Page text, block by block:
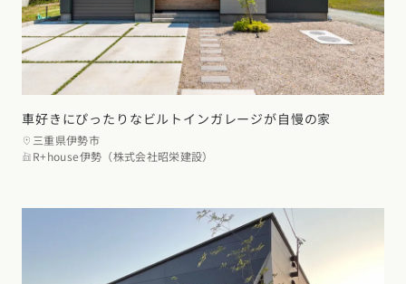
車好きにぴったりなビルトインガレージが自慢の家
三重県伊勢市
R+house伊勢（株式会社昭栄建設）